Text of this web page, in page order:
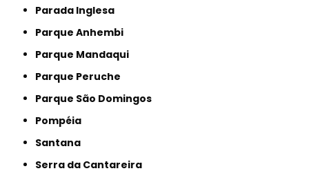
Parada Inglesa
Parque Anhembi
Parque Mandaqui
Parque Peruche
Parque São Domingos
Pompéia
Santana
Serra da Cantareira